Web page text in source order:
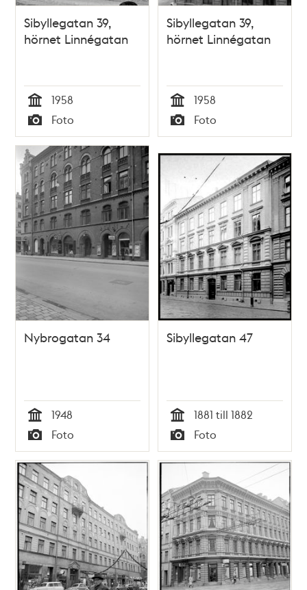
Sibyllegatan 39,
hörnet Linnégatan
Tid
1958
Typ
Foto
Sibyllegatan 39,
hörnet Linnégatan
Tid
1958
Typ
Foto
Nybrogatan 34
Tid
1948
Typ
Foto
Sibyllegatan 47
Tid
1881 till 1882
Typ
Foto